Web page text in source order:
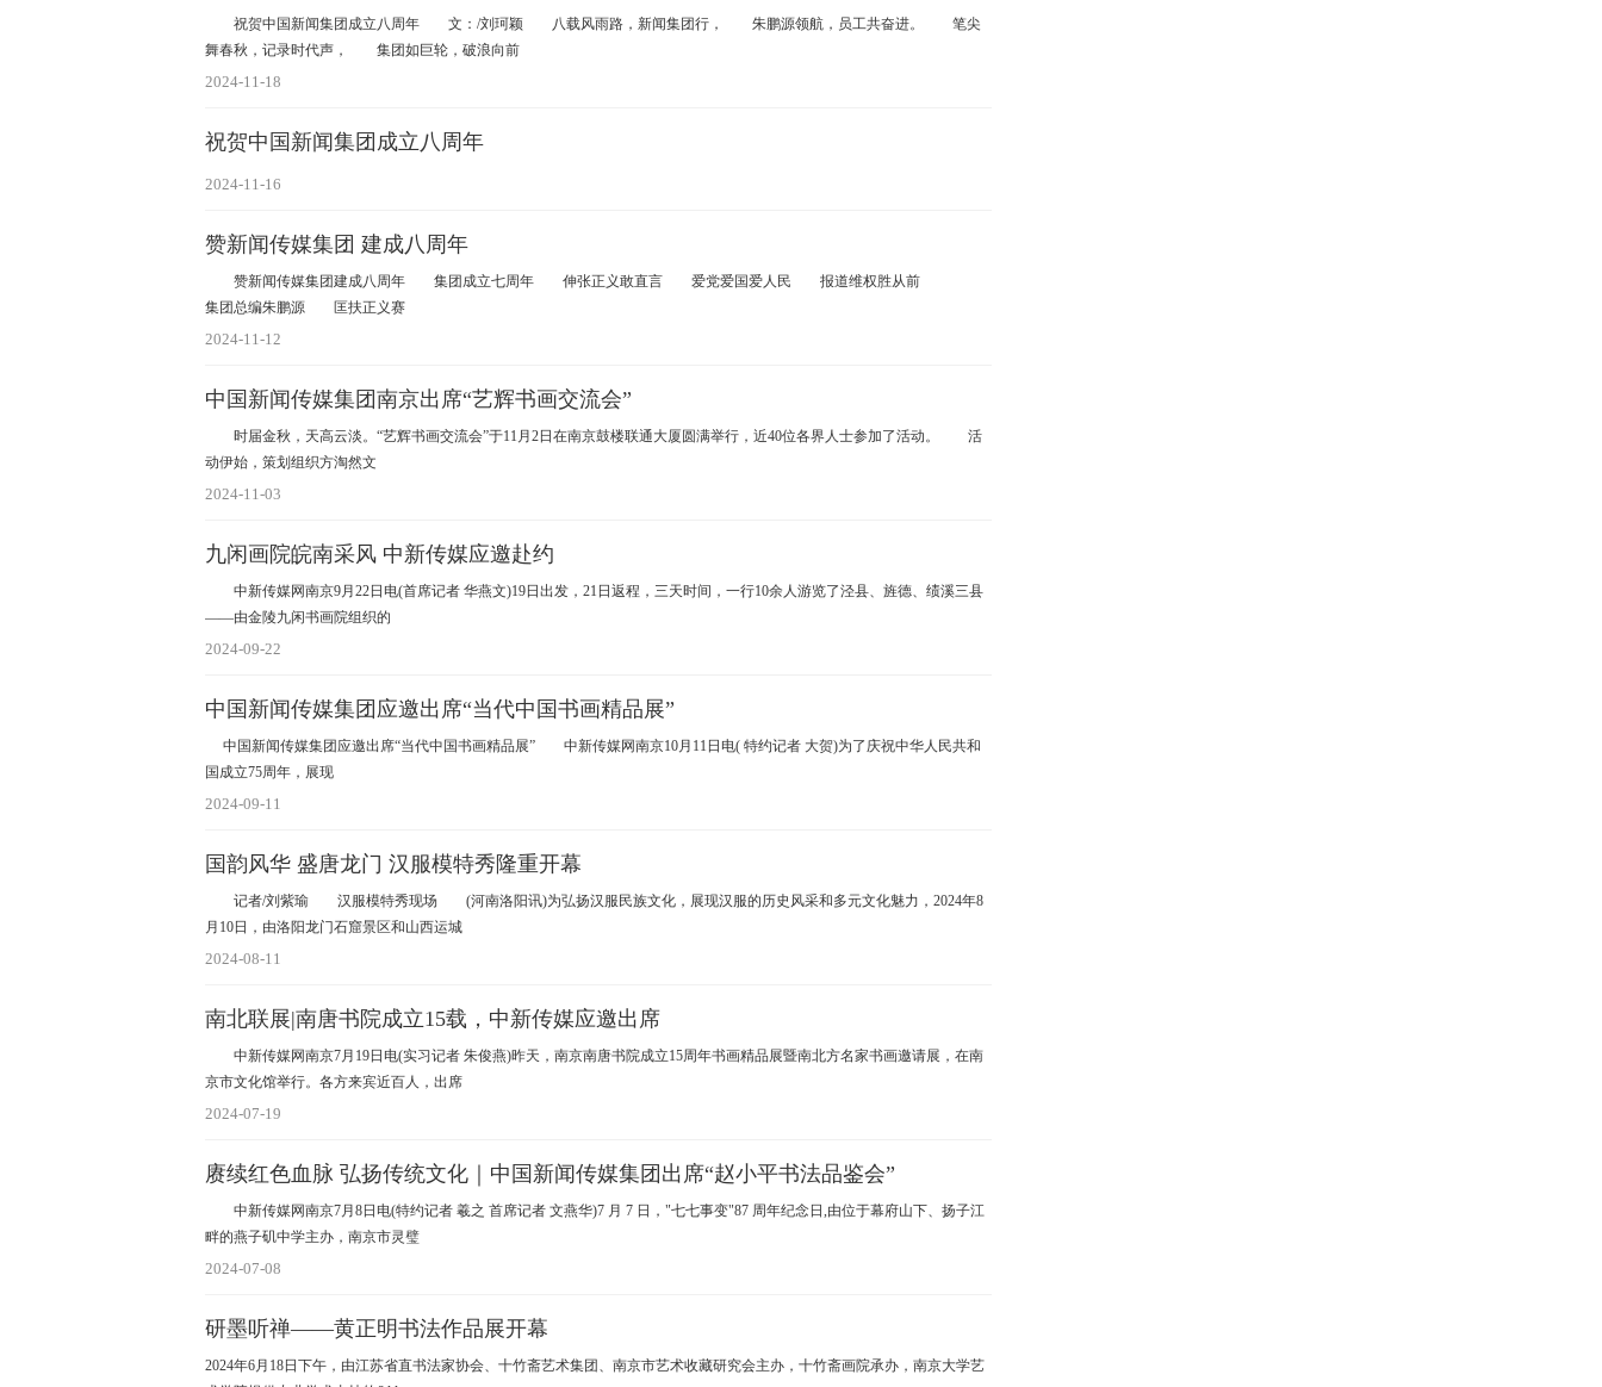
祝贺中国新闻集团成立八周年 文：/刘珂颖 八载风雨路，新闻集团行， 朱鹏源领航，员工共奋进。 笔尖
舞春秋，记录时代声， 集团如巨轮，破浪向前
2024-11-18
祝贺中国新闻集团成立八周年
2024-11-16
赞新闻传媒集团 建成八周年
赞新闻传媒集团建成八周年 集团成立七周年 伸张正义敢直言 爱党爱国爱人民 报道维权胜从前
集团总编朱鹏源 匡扶正义赛
2024-11-12
中国新闻传媒集团南京出席“艺辉书画交流会”
时届金秋，天高云淡。“艺辉书画交流会”于11月2日在南京鼓楼联通大厦圆满举行，近40位各界人士参加了活动。 活
动伊始，策划组织方淘然文
2024-11-03
九闲画院皖南采风 中新传媒应邀赴约
中新传媒网南京9月22日电(首席记者 华燕文)19日出发，21日返程，三天时间，一行10余人游览了泾县、旌德、绩溪三县
——由金陵九闲书画院组织的
2024-09-22
中国新闻传媒集团应邀出席“当代中国书画精品展”
中国新闻传媒集团应邀出席“当代中国书画精品展” 中新传媒网南京10月11日电( 特约记者 大贺)为了庆祝中华人民共和
国成立75周年，展现
2024-09-11
国韵风华 盛唐龙门 汉服模特秀隆重开幕
记者/刘紫瑜 汉服模特秀现场 (河南洛阳讯)为弘扬汉服民族文化，展现汉服的历史风采和多元文化魅力，2024年8
月10日，由洛阳龙门石窟景区和山西运城
2024-08-11
南北联展|南唐书院成立15载，中新传媒应邀出席
中新传媒网南京7月19日电(实习记者 朱俊燕)昨天，南京南唐书院成立15周年书画精品展暨南北方名家书画邀请展，在南
京市文化馆举行。各方来宾近百人，出席
2024-07-19
赓续红色血脉 弘扬传统文化｜中国新闻传媒集团出席“赵小平书法品鉴会”
中新传媒网南京7月8日电(特约记者 羲之 首席记者 文燕华)7 月 7 日，"七七事变"87 周年纪念日,由位于幕府山下、扬子江
畔的燕子矶中学主办，南京市灵璧
2024-07-08
研墨听禅——黄正明书法作品展开幕
2024年6月18日下午，由江苏省直书法家协会、十竹斋艺术集团、南京市艺术收藏研究会主办，十竹斋画院承办，南京大学艺